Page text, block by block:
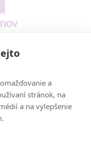
cena
a
stránok, na
a na vylepšenie